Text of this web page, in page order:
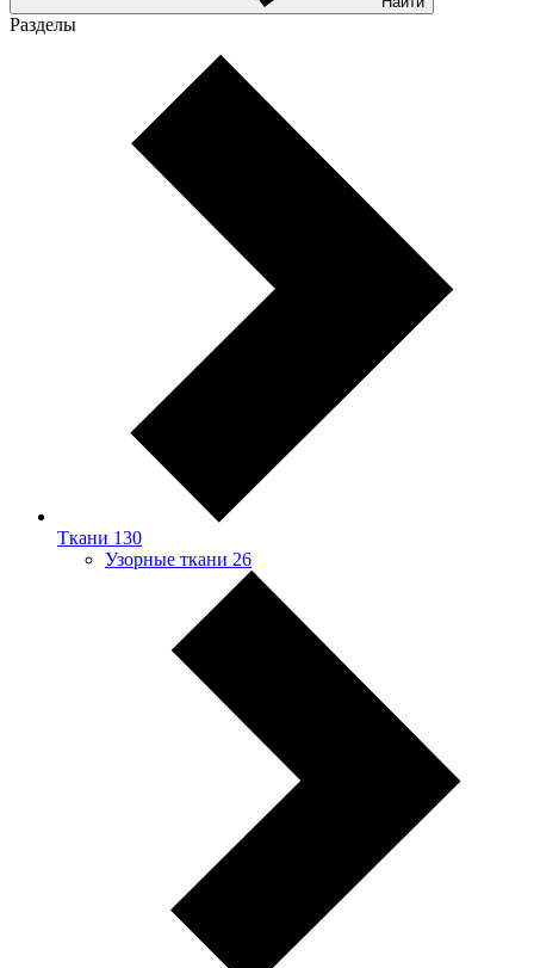
Разделы
Ткани 130
Узорные ткани 26